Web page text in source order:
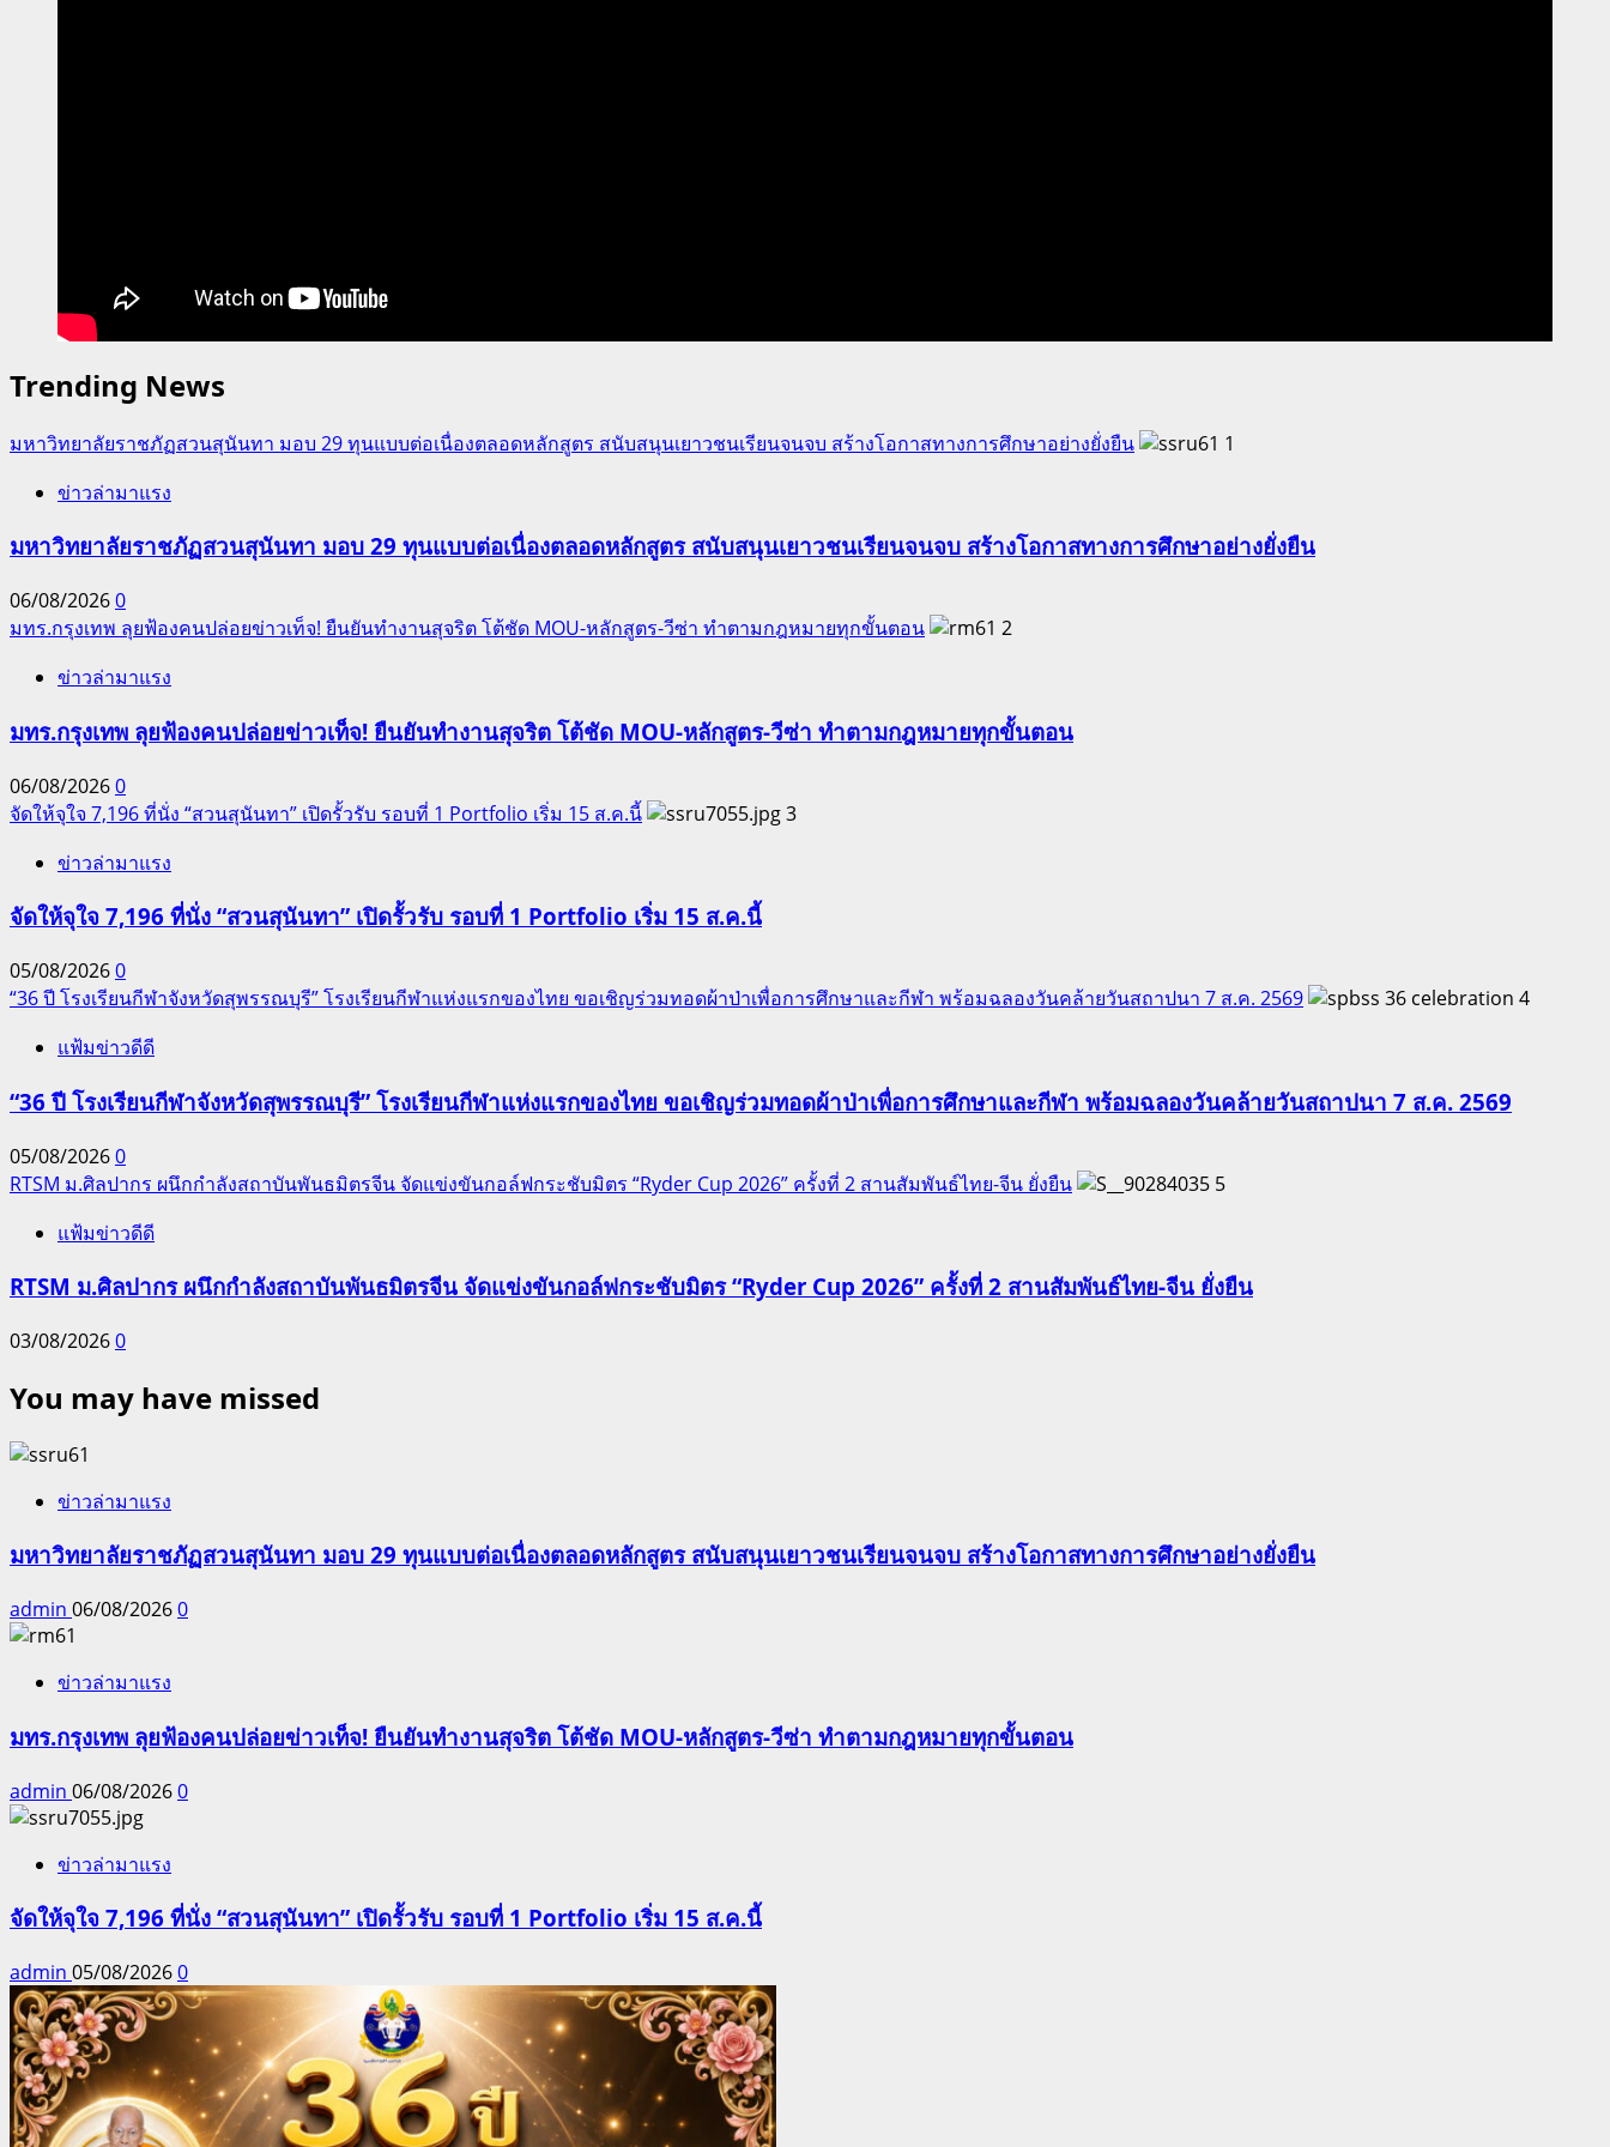
Trending News
มหาวิทยาลัยราชภัฏสวนสุนันทา มอบ 29 ทุนแบบต่อเนื่องตลอดหลักสูตร สนับสนุนเยาวชนเรียนจนจบ สร้างโอกาสทางการศึกษาอย่างยั่งยืน
1
ข่าวล่ามาแรง
มหาวิทยาลัยราชภัฏสวนสุนันทา มอบ 29 ทุนแบบต่อเนื่องตลอดหลักสูตร สนับสนุนเยาวชนเรียนจนจบ สร้างโอกาสทางการศึกษาอย่างยั่งยืน
06/08/20260
มทร.กรุงเทพ ลุยฟ้องคนปล่อยข่าวเท็จ! ยืนยันทำงานสุจริต โต้ชัด MOU-หลักสูตร-วีซ่า ทำตามกฎหมายทุกขั้นตอน
2
ข่าวล่ามาแรง
มทร.กรุงเทพ ลุยฟ้องคนปล่อยข่าวเท็จ! ยืนยันทำงานสุจริต โต้ชัด MOU-หลักสูตร-วีซ่า ทำตามกฎหมายทุกขั้นตอน
06/08/20260
จัดให้จุใจ 7,196 ที่นั่ง “สวนสุนันทา” เปิดรั้วรับ รอบที่ 1 Portfolio เริ่ม 15 ส.ค.นี้
3
ข่าวล่ามาแรง
จัดให้จุใจ 7,196 ที่นั่ง “สวนสุนันทา” เปิดรั้วรับ รอบที่ 1 Portfolio เริ่ม 15 ส.ค.นี้
05/08/20260
“36 ปี โรงเรียนกีฬาจังหวัดสุพรรณบุรี” โรงเรียนกีฬาแห่งแรกของไทย ขอเชิญร่วมทอดผ้าป่าเพื่อการศึกษาและกีฬา พร้อมฉลองวันคล้ายวันสถาปนา 7 ส.ค. 2569
4
แฟ้มข่าวดีดี
“36 ปี โรงเรียนกีฬาจังหวัดสุพรรณบุรี” โรงเรียนกีฬาแห่งแรกของไทย ขอเชิญร่วมทอดผ้าป่าเพื่อการศึกษาและกีฬา พร้อมฉลองวันคล้ายวันสถาปนา 7 ส.ค. 2569
05/08/20260
RTSM ม.ศิลปากร ผนึกกำลังสถาบันพันธมิตรจีน จัดแข่งขันกอล์ฟกระชับมิตร “Ryder Cup 2026” ครั้งที่ 2 สานสัมพันธ์ไทย-จีน ยั่งยืน
5
แฟ้มข่าวดีดี
RTSM ม.ศิลปากร ผนึกกำลังสถาบันพันธมิตรจีน จัดแข่งขันกอล์ฟกระชับมิตร “Ryder Cup 2026” ครั้งที่ 2 สานสัมพันธ์ไทย-จีน ยั่งยืน
03/08/20260
You may have missed
ข่าวล่ามาแรง
มหาวิทยาลัยราชภัฏสวนสุนันทา มอบ 29 ทุนแบบต่อเนื่องตลอดหลักสูตร สนับสนุนเยาวชนเรียนจนจบ สร้างโอกาสทางการศึกษาอย่างยั่งยืน
admin 06/08/20260
ข่าวล่ามาแรง
มทร.กรุงเทพ ลุยฟ้องคนปล่อยข่าวเท็จ! ยืนยันทำงานสุจริต โต้ชัด MOU-หลักสูตร-วีซ่า ทำตามกฎหมายทุกขั้นตอน
admin 06/08/20260
ข่าวล่ามาแรง
จัดให้จุใจ 7,196 ที่นั่ง “สวนสุนันทา” เปิดรั้วรับ รอบที่ 1 Portfolio เริ่ม 15 ส.ค.นี้
admin 05/08/20260